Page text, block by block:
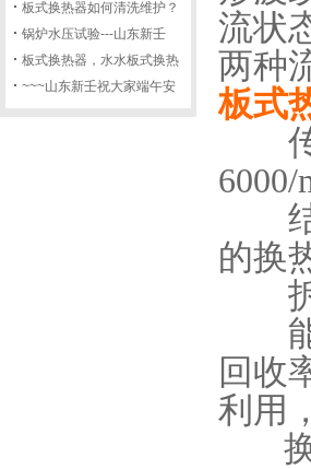
板式换热器如何清洗维护？
锅炉水压试验---山东新壬
板式换热器，水水板式换热
~~~山东新壬祝大家端午安
流状
两种
板式
传
结
的换
拆
能
回收
利用